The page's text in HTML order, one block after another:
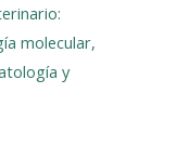
molecular,
y